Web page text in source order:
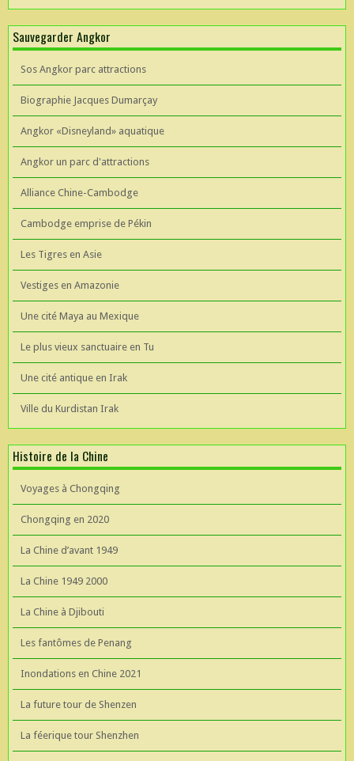
Sauvegarder Angkor
Sos Angkor parc attractions
Biographie Jacques Dumarçay
Angkor «Disneyland» aquatique
Angkor un parc d'attractions
Alliance Chine-Cambodge
Cambodge emprise de Pékin
Les Tigres en Asie
Vestiges en Amazonie
Une cité Maya au Mexique
Le plus vieux sanctuaire en Tu
Une cité antique en Irak
Ville du Kurdistan Irak
Histoire de la Chine
Voyages à Chongqing
Chongqing en 2020
La Chine d’avant 1949
La Chine 1949 2000
La Chine à Djibouti
Les fantômes de Penang
Inondations en Chine 2021
La future tour de Shenzen
La féerique tour Shenzhen